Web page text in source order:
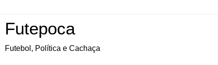
Futepoca
Futebol, Política e Cachaça